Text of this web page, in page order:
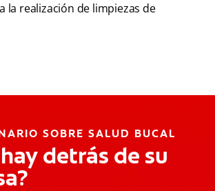
la realización de limpiezas de
SOBRE SALUD BUCAL
detrás de su